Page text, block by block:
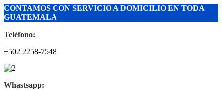
CONTAMOS CON SERVICIO A DOMICILIO EN TODA
GUATEMALA
Teléfono:
+502 2258-7548
Whastsapp: